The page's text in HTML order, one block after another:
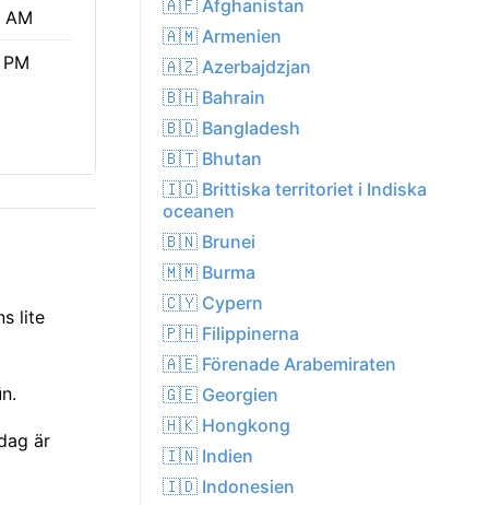
lite
är
🇦🇫 Afghanistan
🇦🇲 Armenien
🇦🇿 Azerbajdzjan
🇧🇭 Bahrain
🇧🇩 Bangladesh
🇧🇹 Bhutan
🇮🇴 Brittiska territoriet i Indiska
oceanen
🇧🇳 Brunei
🇲🇲 Burma
🇨🇾 Cypern
🇵🇭 Filippinerna
🇦🇪 Förenade Arabemiraten
🇬🇪 Georgien
🇭🇰 Hongkong
🇮🇳 Indien
🇮🇩 Indonesien